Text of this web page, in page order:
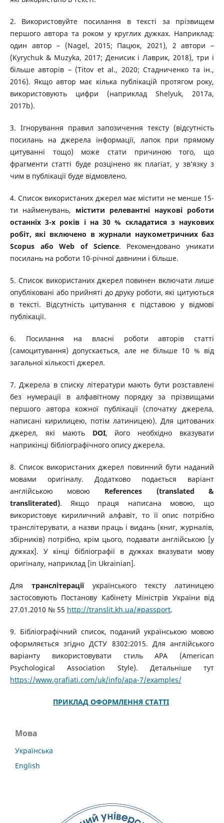
2. Використовуйте посилання в тексті за прізвищем
першого автора та роком у круглих дужках. Наприклад:
один автор – (Nagel, 2015; Пацюк, 2021), 2 автори –
(Kyrychuk & Muzyka, 2017; Денисик і Лаврик, 2018), три і
більше авторів – (Titov et al., 2020; Стадниченко та ін.,
2016). Якщо автор має кілька публікацій протягом року,
використовують цифри (наприклад Shelyuk, 2017а,
2017b).
3. Ігнорування правил запозичення тексту (відсутність
посилань на джерела інформації, лапок при прямому
цитуванні тощо) може стати причиною того, що
фрагменти статті буде розцінено як плагіат, у зв’язку з
чим в публікації буде відмовлено.
4. Список використаних джерел має містити не менше 15-
ти найменувань, містити релевантні наукові роботи
останніх 3-х років і на 30 % складатися з наукових
робіт, які включено в журнали наукометричних баз
Scopus або Web of Science. Рекомендовано уникати
посилань на роботи 10-річної давнини і більше.
5. Список використаних джерел повинен включати лише
опубліковані або прийняті до друку роботи, які цитуються
в тексті. Відсутність цитування є підставою у відмові
публікації.
6. Посилання на власні роботи авторів статті
(самоцитування) допускається, але не більше 10 % від
загальної кількості джерел.
7. Джерела в списку літератури мають бути розставлені
без нумерації в алфавітному порядку за прізвищами
першого автора кожної публікації (спочатку джерела,
написані кирилицею, потім латиницею). Для цитованих
джерел, які мають DOI, його необхідно вказувати
наприкінці бібліографічного опису джерела.
8. Список використаних джерел повинний бути наданий
мовами оригіналу. Додатково подається варіант
англійською мовою References (translated &
transliterated). Якщо праця написана мовою, що
використовує кириличний алфавіт, то її опис потрібно
транслітерувати, а назви праць і видань (книг, журналів,
збірників) потрібно, крім цього, подавати англійською [у
дужках]. У кінці бібліографії в дужках вказувати мову
оригіналу, наприклад [in Ukrainian].
Для транслітераціїукраїнського тексту латиницею
застосовують Постанову Кабінету Міністрів України від
27.01.2010 № 55 http://translit.kh.ua/#passport.
9. Бібліографічний список, поданий українською мовою
оформляється згідно ДСТУ 8302:2015. Для англійського
варіанту використовувати стиль APA (American
Psychological Association Style). Детальніше тут
https://www.grafiati.com/uk/info/apa-7/examples/
ПРИКЛАД ОФОРМЛЕННЯ СТАТТІ
Мова
Українська
English